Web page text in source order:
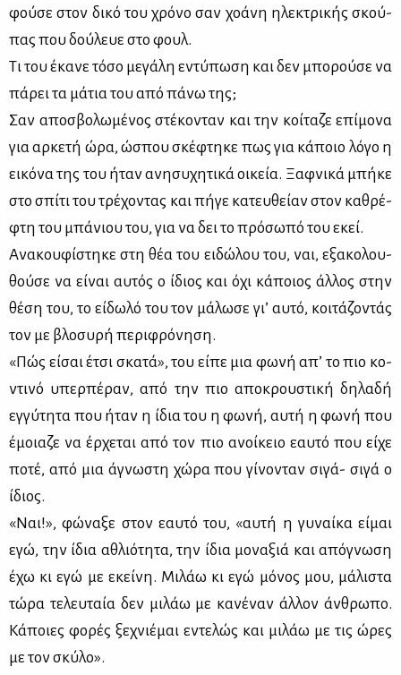
φού­σε στον δι­κό του χρό­νο σαν χο­ά­νη ηλε­κτρι­κής σκού­
πας που δού­λευε στο φουλ.
Τι του έκα­νε τό­σο με­γά­λη εντύ­πω­ση και δεν μπο­ρού­σε να
πά­ρει τα μά­τια του από πά­νω της;
Σαν απο­σβο­λω­μέ­νος στέ­κο­νταν και την κοί­τα­ζε επί­μο­να
για αρ­κε­τή ώρα, ώσπου σκέ­φτη­κε πως για κά­ποιο λό­γο η
ει­κό­να της του ήταν ανη­συ­χη­τι­κά οι­κεία. Ξαφ­νι­κά μπή­κε
στο σπί­τι του τρέ­χο­ντας και πή­γε κα­τευ­θεί­αν στον κα­θρέ­
φτη του μπά­νιου του, για να δει το πρό­σω­πό του εκεί.
Ανα­κου­φί­στη­κε στη θέα του ει­δώ­λου του, ναι, εξα­κο­λου­
θού­σε να εί­ναι αυ­τός ο ίδιος και όχι κά­ποιος άλ­λος στην
θέ­ση του, το εί­δω­λό του τον μά­λω­σε γι’ αυ­τό, κοι­τά­ζο­ντάς
τον με βλο­συ­ρή πε­ρι­φρό­νη­ση.
«Πώς εί­σαι έτσι σκα­τά», του εί­πε μια φω­νή απ’ το πιο κο­
ντι­νό υπερ­πέ­ραν, από την πιο απο­κρου­στι­κή δη­λα­δή
εγ­γύ­τη­τα που ήταν η ίδια του η φω­νή, αυ­τή η φω­νή που
έμοια­ζε να έρ­χε­ται από τον πιο ανοί­κειο εαυ­τό που εί­χε
πο­τέ, από μια άγνω­στη χώ­ρα που γί­νο­νταν σι­γά- σι­γά ο
ίδιος.
«Ναι!», φώ­να­ξε στον εαυ­τό του, «αυ­τή η γυ­ναί­κα εί­μαι
εγώ, την ίδια αθλιό­τη­τα, την ίδια μο­να­ξιά και από­γνω­ση
έχω κι εγώ με εκεί­νη. Μι­λάω κι εγώ μό­νος μου, μά­λι­στα
τώ­ρα τε­λευ­ταία δεν μι­λάω με κα­νέ­ναν άλ­λον άν­θρω­πο.
Κά­ποιες φο­ρές ξε­χνιέ­μαι εντε­λώς και μι­λάω με τις ώρες
με τον σκύ­λο».